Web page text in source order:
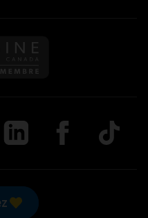
Instagram
sur Youtube
Suivez nous sur LinkedIn
Suivez nous sur
TikTok